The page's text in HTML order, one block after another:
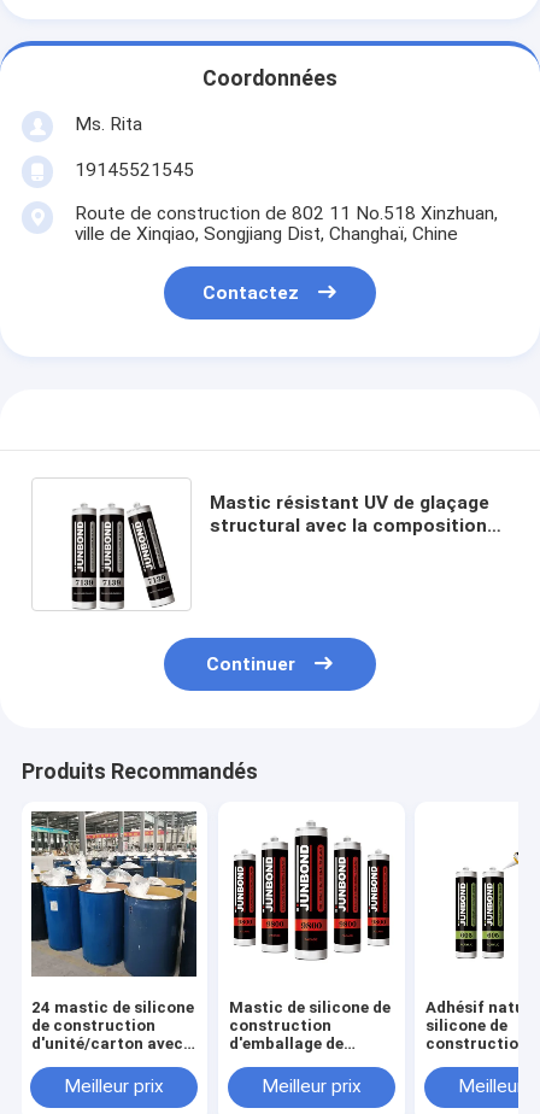
Coordonnées
Ms. Rita
19145521545
Route de construction de 802 11 No.518 Xinzhuan,
ville de Xinqiao, Songjiang Dist, Changhaï, Chine
Contactez
Mastic résistant UV de glaçage
structural avec la composition
Continuer
Produits Recommandés
24 mastic de silicone
de construction
d'unité/carton avec
chimique et l'odeur
douce
Meilleur prix
Mastic de silicone de
construction
d'emballage de
l'excellente
résistance
Meilleur prix
Adhésif
silicone de
construction
résistance
pour la fenêtre
Meilleur